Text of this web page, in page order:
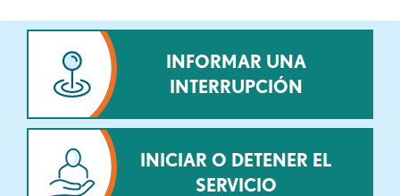
INFORMAR UNA
INTERRUPCIÓN
INICIAR O DETENER EL
SERVICIO